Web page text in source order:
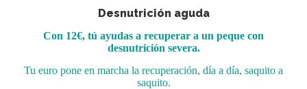
Desnutrición aguda
Con 12€, tú ayudas a recuperar a un peque con
desnutrición severa.
Tu euro pone en marcha la recuperación, día a día, saquito a
saquito.